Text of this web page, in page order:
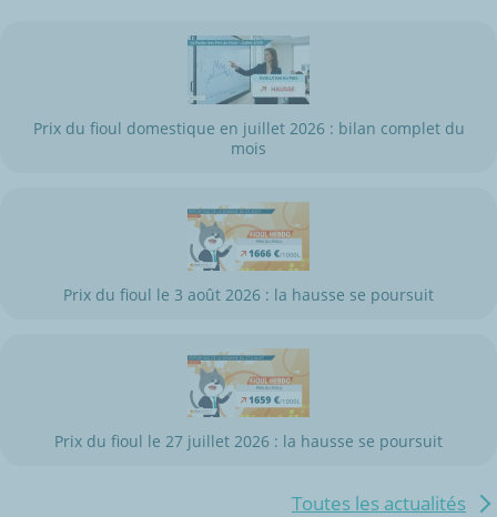
Prix du fioul domestique en juillet 2026 : bilan complet du
mois
Prix du fioul le 3 août 2026 : la hausse se poursuit
Prix du fioul le 27 juillet 2026 : la hausse se poursuit
Toutes les actualités